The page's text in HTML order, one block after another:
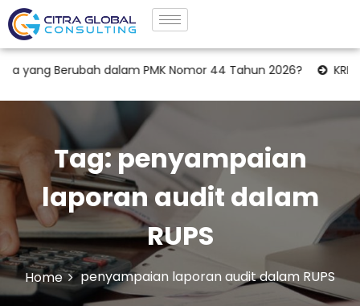
Berubah dalam PMK Nomor 44 Tahun 2026? KRK
Tag:penyampaian
laporan audit dalam
RUPS
Home penyampaian laporan audit dalam RUPS